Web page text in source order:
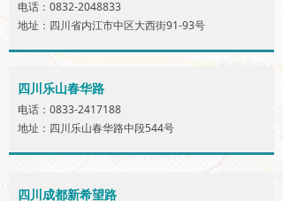
电话：0832-2048833
地址：四川省内江市中区大西街91-93号
四川乐山春华路
电话：0833-2417188
地址：四川乐山春华路中段544号
四川成都新希望路